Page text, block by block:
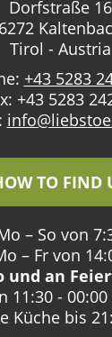
Dorfstraße 16
6272
Tirol - Austria
+43 5283
+43 5283
TO FIND
– So von
– Fr von
und an
11:30 -
Küche bis